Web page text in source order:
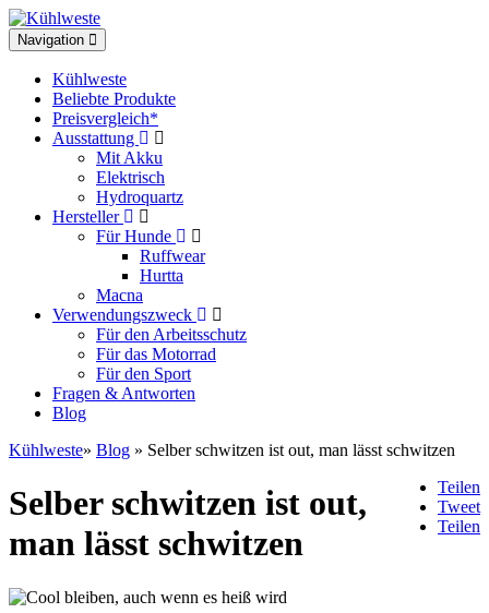
Toggle
navigation
Navigation
Kühlweste
Beliebte Produkte
Preisvergleich*
Ausstattung
Mit Akku
Elektrisch
Hydroquartz
Hersteller
Für Hunde
Ruffwear
Hurtta
Macna
Verwendungszweck
Für den Arbeitsschutz
Für das Motorrad
Für den Sport
Fragen & Antworten
Blog
Kühlweste» Blog » Selber schwitzen ist out, man lässt schwitzen
Teilen
Tweet
Teilen
Selber schwitzen ist out,
man lässt schwitzen